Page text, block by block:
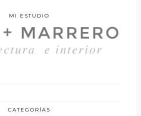
MI ESTUDIO
CATEGORÍAS